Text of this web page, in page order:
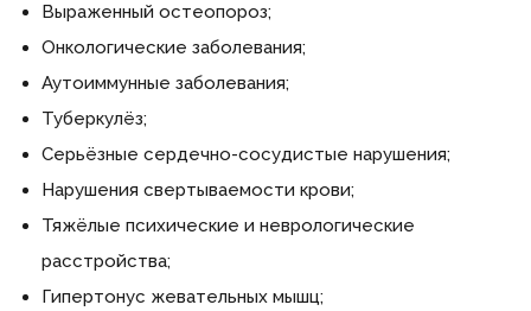
Выраженный остеопороз;
Онкологические заболевания;
Аутоиммунные заболевания;
Туберкулёз;
Серьёзные сердечно-сосудистые нарушения;
Нарушения свертываемости крови;
Тяжёлые психические и неврологические
расстройства;
Гипертонус жевательных мышц;